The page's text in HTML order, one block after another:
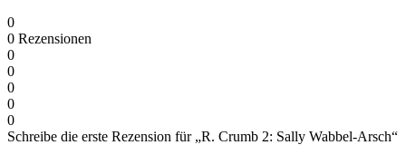
0
0 Rezensionen
0
0
0
0
0
Schreibe die erste Rezension für „R. Crumb 2: Sally Wabbel-Arsch“